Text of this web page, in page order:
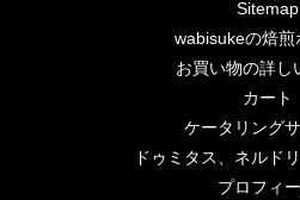
Sitemap
wabisukeの焙煎
お買い物の詳し
カート
ケータリング
ドゥミタス、ネルド
プロフィ